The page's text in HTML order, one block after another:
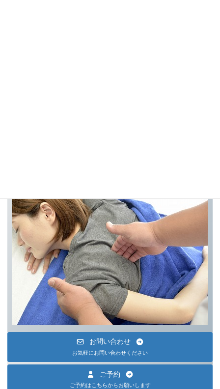
お問い合わせ
お気軽にお問い合わせください
ご予約
ご予約はこちらからお願いします